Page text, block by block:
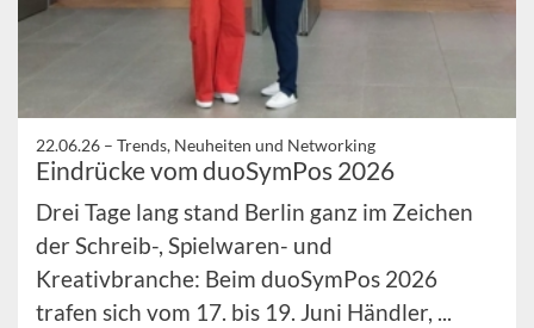
22.06.26 – Trends, Neuheiten und Networking
Eindrücke vom duoSymPos 2026
Drei Tage lang stand Berlin ganz im Zeichen
der Schreib-, Spielwaren- und
Kreativbranche: Beim duoSymPos 2026
trafen sich vom 17. bis 19. Juni Händler, ...